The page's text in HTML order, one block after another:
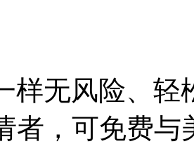
样无风险、轻
者，可免费与